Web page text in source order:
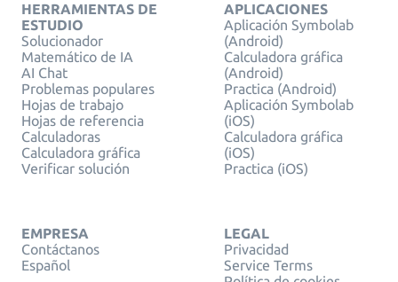
HERRAMIENTAS DE
ESTUDIO
Solucionador
Matemático de IA
AI Chat
Problemas populares
Hojas de trabajo
Hojas de referencia
Calculadoras
Calculadora gráfica
Verificar solución
APLICACIONES
Aplicación Symbolab
(Android)
Calculadora gráfica
(Android)
Practica (Android)
Aplicación Symbolab
(iOS)
Calculadora gráfica
(iOS)
Practica (iOS)
EMPRESA
Contáctanos
Español
LEGAL
Privacidad
Service Terms